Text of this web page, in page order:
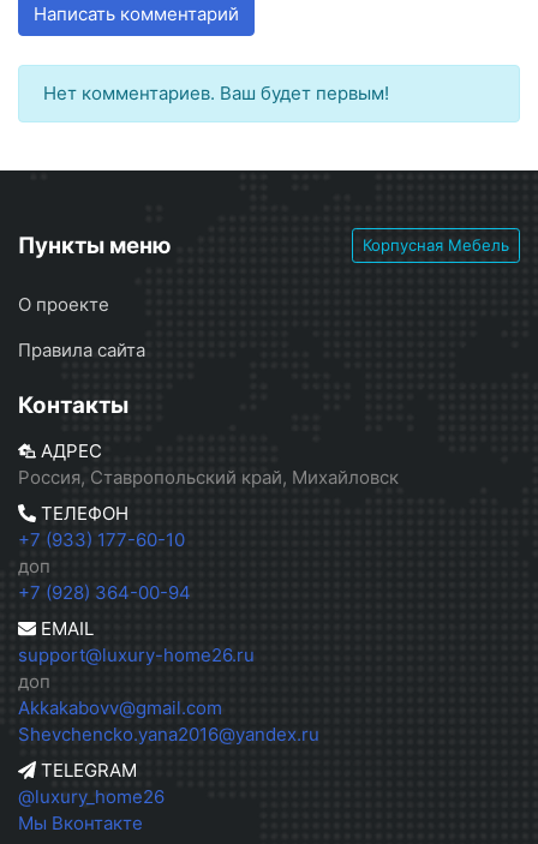
Написать комментарий
Нет комментариев. Ваш будет первым!
Пункты меню Корпусная Мебель
О проекте
Правила сайта
Контакты
АДРЕС
Россия, Ставропольский край, Михайловск
ТЕЛЕФОН
+7 (933) 177-60-10
доп
+7 (928) 364-00-94
EMAIL
support@luxury-home26.ru
доп
Akkakabovv@gmail.com
Shevchencko.yana2016@yandex.ru
TELEGRAM
@luxury_home26
Мы Вконтакте